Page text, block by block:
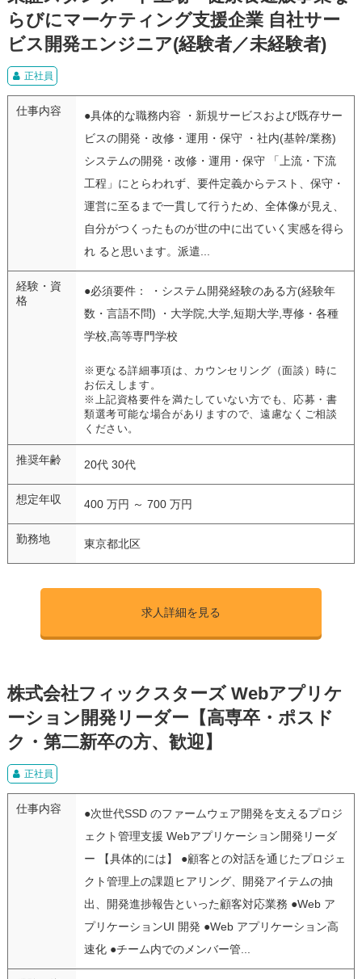
らびにマーケティング支援企業 自社サー
ビス開発エンジニア(経験者／未経験者)
正社員
仕事内容
●具体的な職務内容 ・新規サービスおよび既存サー
ビスの開発・改修・運用・保守 ・社内(基幹/業務)
システムの開発・改修・運用・保守 「上流・下流
工程」にとらわれず、要件定義からテスト、保守・
運営に至るまで一貫して行うため、全体像が見え、
自分がつくったものが世の中に出ていく実感を得ら
れ ると思います。派遣...
経験・資
格
●必須要件： ・システム開発経験のある方(経験年
数・言語不問) ・大学院,大学,短期大学,専修・各種
学校,高等専門学校
※更なる詳細事項は、カウンセリング（面談）時に
お伝えします。
※上記資格要件を満たしていない方でも、応募・書
類選考可能な場合がありますので、遠慮なくご相談
ください。
推奨年齢 20代 30代
想定年収 400 万円 ～ 700 万円
勤務地 東京都北区
求人詳細を見る
株式会社フィックスターズ Webアプリケ
ーション開発リーダー【高専卒・ポスド
ク・第二新卒の方、歓迎】
正社員
仕事内容
●次世代SSD のファームウェア開発を支えるプロジ
ェクト管理支援 Webアプリケーション開発リーダ
ー 【具体的には】 ●顧客との対話を通じたプロジェ
クト管理上の課題ヒアリング、開発アイテムの抽
出、開発進捗報告といった顧客対応業務 ●Web ア
プリケーションUI 開発 ●Web アプリケーション高
速化 ●チーム内でのメンバー管...